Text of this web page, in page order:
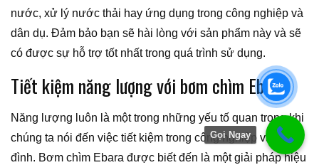
nước, xử lý nước thải hay ứng dụng trong công nghiệp và
dân dụ. Đảm bảo bạn sẽ hài lòng với sản phẩm này và sẽ
có được sự hỗ trợ tốt nhất trong quá trình sử dụng.
Tiết kiệm năng lượng với bơm chìm Ebara
Năng lượng luôn là một trong những yếu tố quan trọng khi
chúng ta nói đến việc tiết kiệm trong công nghiệp và gia
đình. Bơm chìm Ebara được biết đến là một giải pháp hiệu
Gọi Ngay